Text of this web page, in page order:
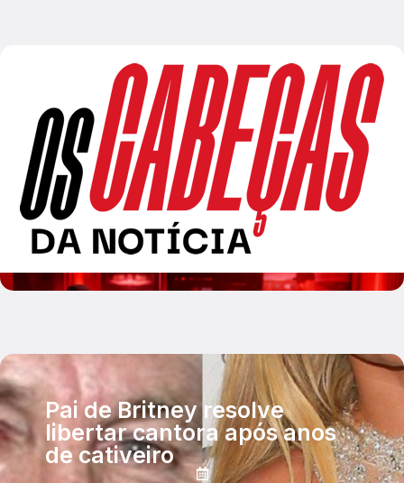
Pai de Britney resolve
libertar cantora após anos
de cativeiro